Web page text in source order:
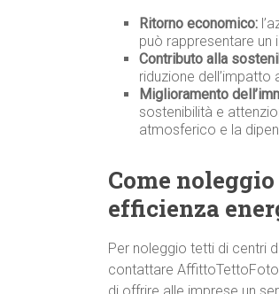
Ritorno economico:
può rappresentare
Contributo alla
riduzione dell’impatto
Miglioramento
sostenibilità e
atmosferico e la
Come
efficienza
Per noleggio tetti di centri
contattare